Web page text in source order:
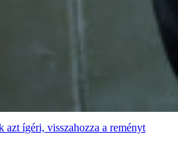
ígéri, visszahozza a reményt